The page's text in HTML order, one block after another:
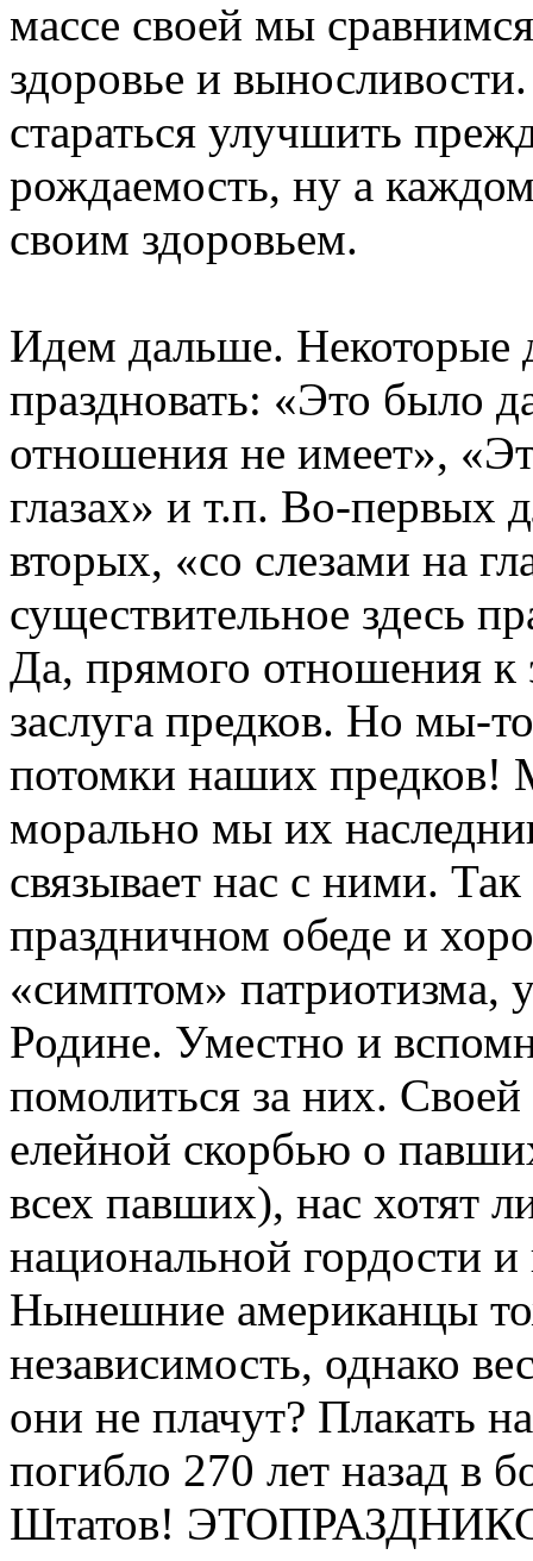
массе своей мы
здоровье и
стараться улучшить
рождаемость, ну а
своим здоровьем.
Идем дальше. Некоторые
праздновать: «Это было
отношения не имеет»,
глазах» и т.п. Во-первых
вторых, «со слезами на
существительное здесь
Да, прямого отношения
заслуга предков. Но мы-
потомки наших предков!
морально мы их
связывает нас с ними.
праздничном обеде и
«симптом» патриотизма,
Родине. Уместно и
помолиться за них.
елейной скорбью о
всех павших), нас хотят
национальной гордости
Нынешние американцы
независимость, однако
они не плачут? Плакать
погибло 270 лет назад в
Штатов!